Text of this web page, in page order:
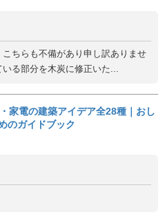
ちらも不備があり申し訳ありませ
る部分を木炭に修正いた...
家電の建築アイデア全28種｜おし
のガイドブック